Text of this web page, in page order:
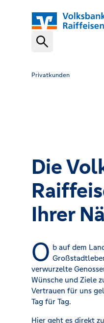
VR-NetKey
VR Banking App
Kreditrechner
Immobilien
Privatkunden
Die
Ihrer
O b auf dem
verwurzelte
Wünsche und Ziele
Vertrauen für uns
Tag für Tag.
Hier geht es direkt